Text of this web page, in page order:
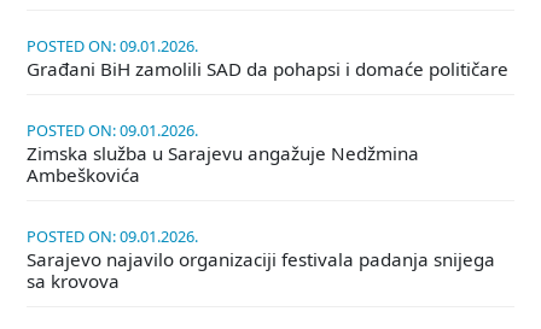
POSTED ON: 09.01.2026.
Građani BiH zamolili SAD da pohapsi i domaće političare
POSTED ON: 09.01.2026.
Zimska služba u Sarajevu angažuje Nedžmina
Ambeškovića
POSTED ON: 09.01.2026.
Sarajevo najavilo organizaciji festivala padanja snijega
sa krovova